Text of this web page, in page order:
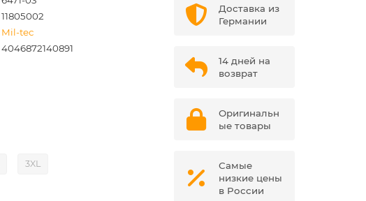
11805002
Mil-tec
4046872140891
3XL
Доставка из
Германии
14 дней на
возврат
Оригинальн
ые товары
Самые
низкие цены
в России